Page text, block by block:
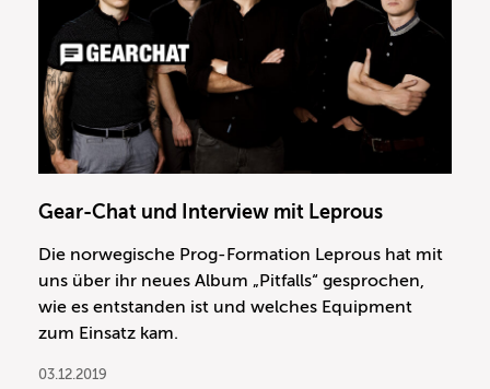
Gear-Chat und Interview mit Leprous
Die norwegische Prog-Formation Leprous hat mit
uns über ihr neues Album „Pitfalls“ gesprochen,
wie es entstanden ist und welches Equipment
zum Einsatz kam.
03.12.2019